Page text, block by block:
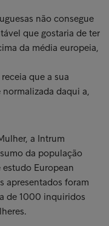
não consegue
que gostaria de ter
da média europeia,
que a sua
daqui a,
a Intrum
da população
European
apresentados foram
de 1000 inquiridos